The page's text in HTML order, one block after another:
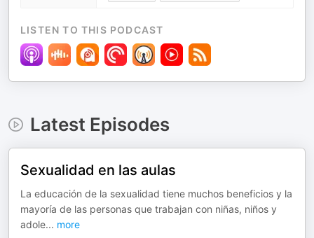
LISTEN TO THIS PODCAST
Latest Episodes
Sexualidad en las aulas
La educación de la sexualidad tiene muchos beneficios y la
mayoría de las personas que trabajan con niñas, niños y
adole... more